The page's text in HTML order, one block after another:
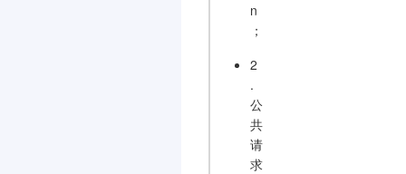
n
；
2
.
公
共
请
求